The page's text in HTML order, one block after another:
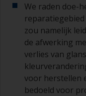
We raden doe-
zou namelijk
de afwerking
verlies van
voor herstellen
bedoeld voor